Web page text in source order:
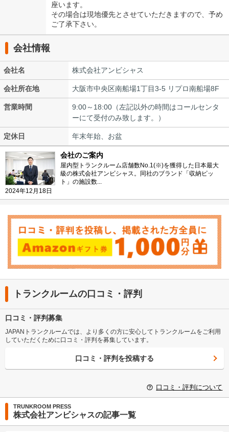
座います。
その場合は現地優先とさせていただきますので、予め
ご了承下さい。
会社情報
会社名 株式会社アンビシャス
会社所在地 大阪市中央区南船場1丁目3-5 リプロ南船場8F
営業時間
9:00～18:00（左記以外の時間はコールセンタ
ーにて受付のみ致します。）
定休日 年末年始、お盆
2024年12月18日
会社のご案内
屋内型トランクルーム店舗数No.1(※)を獲得した日本最大
級の株式会社アンビシャス。同社のブランド「収納ピッ
ト」の施設数...
トランクルームの口コミ・評判
口コミ・評判募集
JAPANトランクルームでは、より多くの方に安心してトランクルームをご利用
していただくために口コミ・評判を募集しています。
口コミ・評判を投稿する
口コミ・評判について
TRUNKROOM PRESS
株式会社アンビシャスの記事一覧